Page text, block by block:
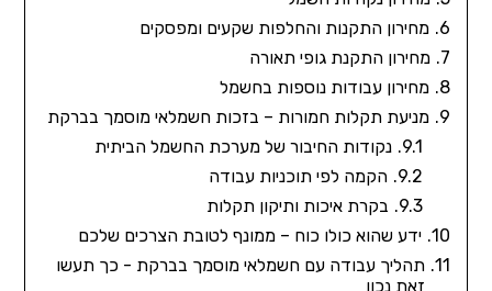
מחירון התקנות והחלפות שקעים ומפסקים
מחירון התקנת גופי תאורה
מחירון עבודות נוספות בחשמל
מניעת תקלות חמורות – בזכות חשמלאי מוסמך בברקת
נקודות החיבור של מערכת החשמל הביתית
הקמה לפי תוכניות עבודה
בקרת איכות ותיקון תקלות
ידע שהוא כולו כוח – ממונף לטובת הצרכים שלכם
תהליך עבודה עם חשמלאי מוסמך בברקת - כך תעשו
זאת נכון